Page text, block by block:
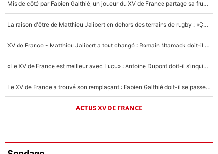
Mis de côté par Fabien Galthié, un joueur du XV de France partage sa frustration : «ils ne me l’ont pas dit tout de suite»
La raison d'être de Matthieu Jalibert en dehors des terrains de rugby : «Ça m'atteint autant que si tu touches à un membre de ma famille»
XV de France - Matthieu Jalibert a tout changé : Romain Ntamack doit-il s’inquiéter pour sa place à un an de la Coupe du monde ?
«Le XV de France est meilleur avec Lucu» : Antoine Dupont doit-il s’inquiéter pour sa place ?
Le XV de France a trouvé son remplaçant : Fabien Galthié doit-il se passer d'Antoine Dupont ?
ACTUS XV DE FRANCE